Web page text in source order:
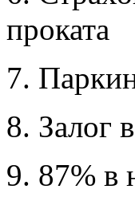
проката
7.
8. Залог
9. 87% в